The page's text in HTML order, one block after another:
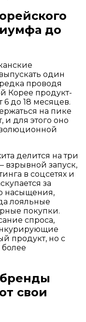
до
один
проводя
Корее продукт-
6 до 18 месяцев.
на пике
и для этого оно
делится на три
взрывной запуск,
в соцсетях и
за
насыщения,
лояльные
покупки.
спроса,
продукт, но с
свои